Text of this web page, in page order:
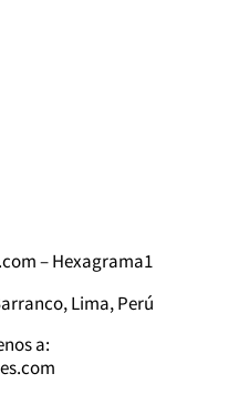
– Hexagrama1
Lima, Perú
a: